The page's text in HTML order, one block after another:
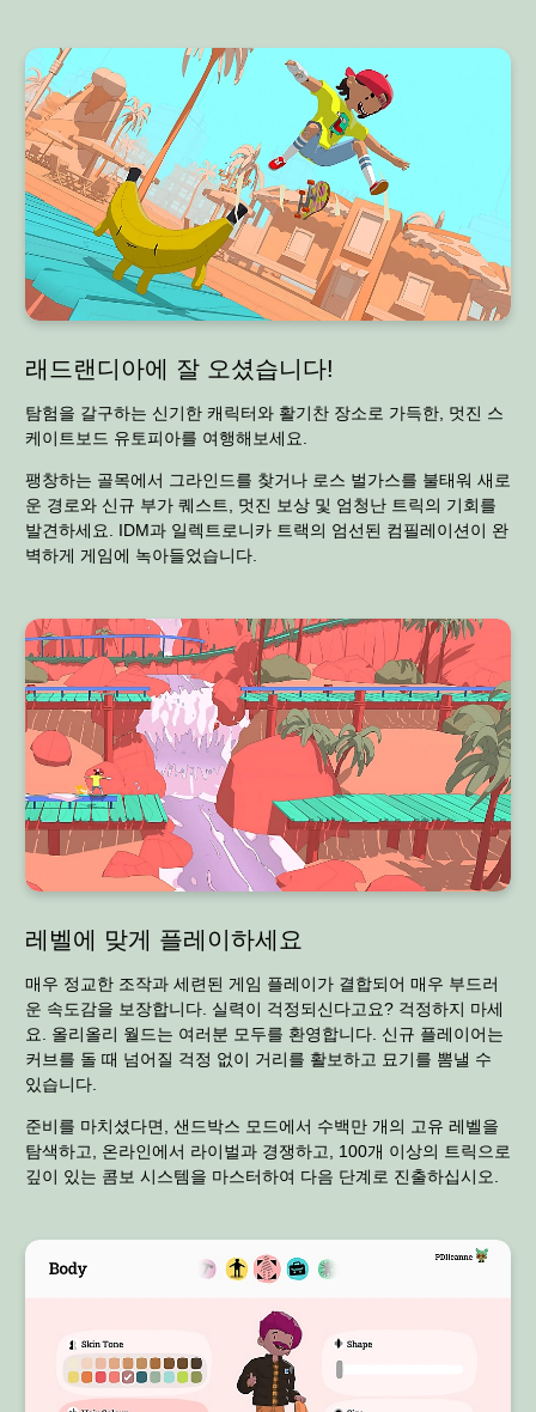
래드랜디아에 잘 오셨습니다!
탐험을 갈구하는 신기한 캐릭터와 활기찬 장소로 가득한, 멋진 스
케이트보드 유토피아를 여행해보세요.
팽창하는 골목에서 그라인드를 찾거나 로스 벌가스를 불태워 새로
운 경로와 신규 부가 퀘스트, 멋진 보상 및 엄청난 트릭의 기회를
발견하세요. IDM과 일렉트로니카 트랙의 엄선된 컴필레이션이 완
벽하게 게임에 녹아들었습니다.
레벨에 맞게 플레이하세요
매우 정교한 조작과 세련된 게임 플레이가 결합되어 매우 부드러
운 속도감을 보장합니다. 실력이 걱정되신다고요? 걱정하지 마세
요. 올리올리 월드는 여러분 모두를 환영합니다. 신규 플레이어는
커브를 돌 때 넘어질 걱정 없이 거리를 활보하고 묘기를 뽐낼 수
있습니다.
준비를 마치셨다면, 샌드박스 모드에서 수백만 개의 고유 레벨을
탐색하고, 온라인에서 라이벌과 경쟁하고, 100개 이상의 트릭으로
깊이 있는 콤보 시스템을 마스터하여 다음 단계로 진출하십시오.